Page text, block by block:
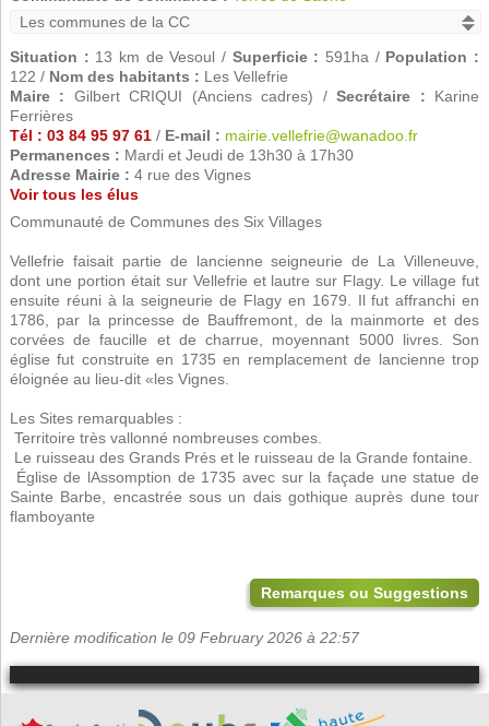
Situation : 13 km de Vesoul / Superficie : 591ha / Population :
122 / Nom des habitants : Les Vellefrie
Maire : Gilbert CRIQUI (Anciens cadres) /Secrétaire : Karine
Ferrières
Tél : 03 84 95 97 61/ E-mail : mairie.vellefrie@wanadoo.fr
Permanences : Mardi et Jeudi de 13h30 à 17h30
Adresse Mairie : 4 rue des Vignes
Voir tous les élus
Communauté de Communes des Six Villages
Vellefrie faisait partie de lancienne seigneurie de La Villeneuve,
dont une portion était sur Vellefrie et lautre sur Flagy. Le village fut
ensuite réuni à la seigneurie de Flagy en 1679. Il fut affranchi en
1786, par la princesse de Bauffremont, de la mainmorte et des
corvées de faucille et de charrue, moyennant 5000 livres. Son
église fut construite en 1735 en remplacement de lancienne trop
éloignée au lieu-dit «les Vignes.
Les Sites remarquables :
 Territoire très vallonné nombreuses combes.
 Le ruisseau des Grands Prés et le ruisseau de la Grande fontaine.
 Église de lAssomption de 1735 avec sur la façade une statue de
Sainte Barbe, encastrée sous un dais gothique auprès dune tour
flamboyante
Remarques ou Suggestions
Dernière modification le 09 February 2026 à 22:57